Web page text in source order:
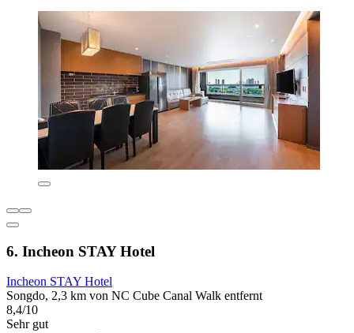
6. Incheon STAY Hotel
Incheon STAY Hotel
Songdo, 2,3 km von NC Cube Canal Walk entfernt
8,4/10
Sehr gut